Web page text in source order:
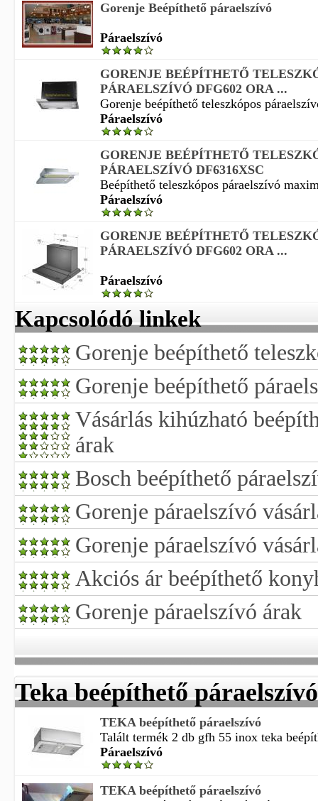
Gorenje Beépíthető páraelszívó
Páraelszívó
GORENJE BEÉPÍTHETŐ
PÁRAELSZÍVÓ DFG602 ORA ...
Gorenje beépíthető teleszkópos
Páraelszívó
GORENJE BEÉPÍTHETŐ
PÁRAELSZÍVÓ DF6316XSC
Beépíthető teleszkópos páraelszívó
Páraelszívó
GORENJE BEÉPÍTHETŐ
PÁRAELSZÍVÓ DFG602 ORA ...
Páraelszívó
Kapcsolódó linkek
Gorenje beépíthető
Gorenje beépíthető
Vásárlás kihúzható
árak
Bosch beépíthető
Gorenje páraelszívó
Gorenje páraelszívó
Akciós ár beépíthető
Gorenje páraelszívó árak
Teka beépíthető páraelszívó
TEKA beépíthető páraelszívó
Talált termék 2 db gfh 55 inox teka
Páraelszívó
TEKA beépíthető páraelszívó